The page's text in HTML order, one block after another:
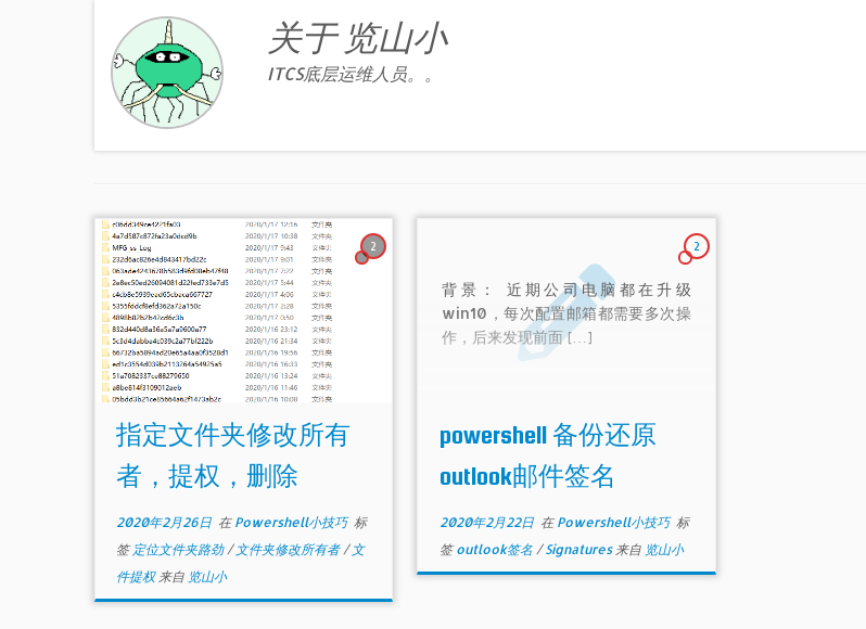
关于 览山小
ITCS底层运维人员。。
2
指定文件夹修改所有
者，提权，删除
2020年2月26日 在 Powershell小技巧 标
签定位文件夹路劲/ 文件夹修改所有者/ 文
件提权 来自 览山小
2
背景： 近期公司电脑都在升级
win10，每次配置邮箱都需要多次操
作，后来发现前面 […]
powershell 备份还原
outlook邮件签名
2020年2月22日在 Powershell小技巧 标
签outlook签名 /Signatures 来自 览山小